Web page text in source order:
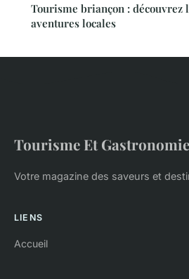
Tourisme briançon : découvrez
aventures locales
Tourisme Et Gastronomie
Votre magazine des saveurs et
LIENS
Accueil